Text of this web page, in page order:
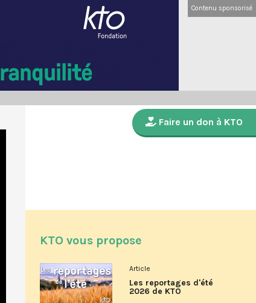
Contenu sponsorisé
Faire un don à KTO
KTO vous propose
Article
Les reportages d'été
2026 de KTO